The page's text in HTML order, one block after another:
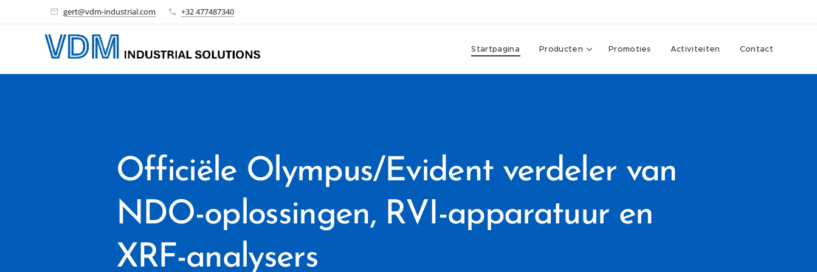
gert@vdm-industrial.com +32 477487340
Startpagina Producten Promoties Activiteiten Contact
Officiële Olympus/Evident verdeler van
NDO-oplossingen, RVI-apparatuur en
XRF-analysers